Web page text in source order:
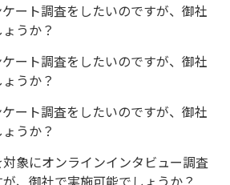
ート調査をしたいのですが、御社
うか？
ート調査をしたいのですが、御社
うか？
ート調査をしたいのですが、御社
うか？
象にオンラインインタビュー調査